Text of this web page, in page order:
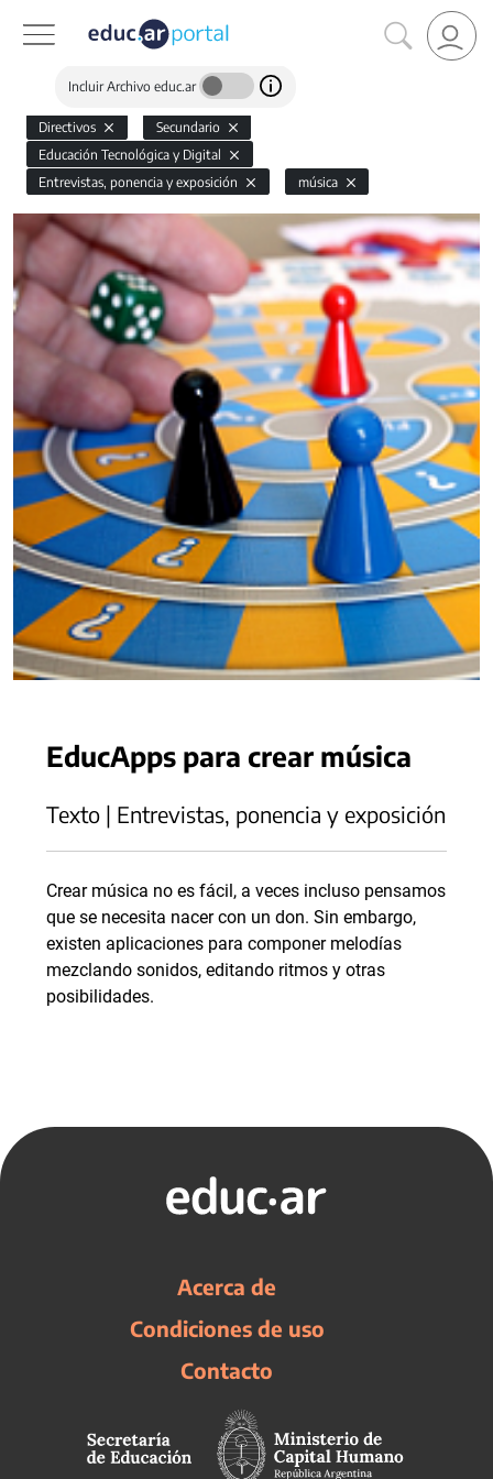
Incluir Archivo educ.ar
Directivos
Secundario
Educación Tecnológica y Digital
Entrevistas, ponencia y exposición
música
EducApps para crear música
Texto | Entrevistas, ponencia y exposición
Crear música no es fácil, a veces incluso pensamos
que se necesita nacer con un don. Sin embargo,
existen aplicaciones para componer melodías
mezclando sonidos, editando ritmos y otras
posibilidades.
Acerca de
Condiciones de uso
Contacto